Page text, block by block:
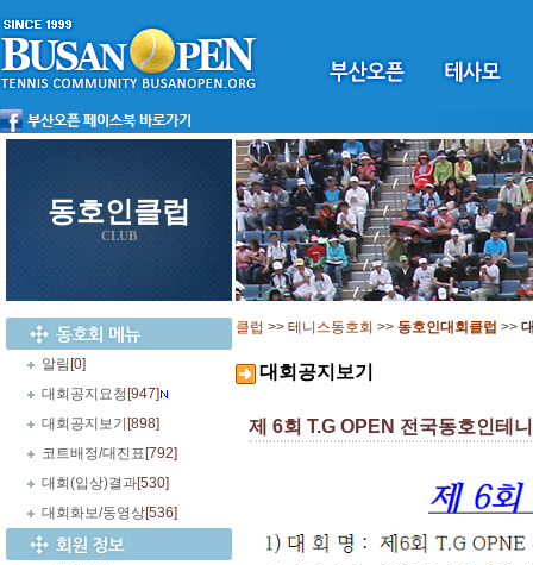
동호인클럽
CLUB
알림 [0]
대회공지요청 [947]
대회공지보기 [898]
코트배정/대진표 [792]
대회(입상)결과[530]
대회화보/동영상[536]
클럽 >> 테니스동호회 >> 동호인대회클럽 >>
대회공지보기
제 6회 T.G OPEN 전국동호인테